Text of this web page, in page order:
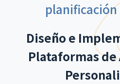
Diseño e
Plataformas